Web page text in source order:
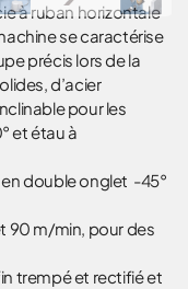
à ruban horizontale
se caractérise
précis lors de la
d’acier
pour les
et étau à
double onglet -45°
90 m/min, pour des
trempé et rectifié et